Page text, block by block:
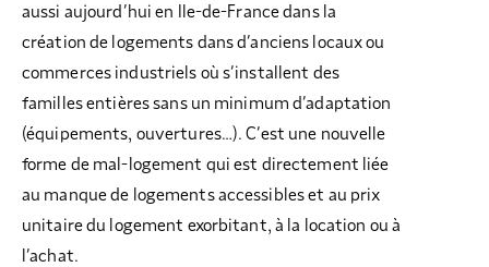
aussi aujourd’hui en Ile-de-France dans la
création de logements dans d’anciens locaux ou
commerces industriels où s’installent des
familles entières sans un minimum d’adaptation
(équipements, ouvertures…). C’est une nouvelle
forme de mal-logement qui est directement liée
au manque de logements accessibles et au prix
unitaire du logement exorbitant, à la location ou à
l’achat.